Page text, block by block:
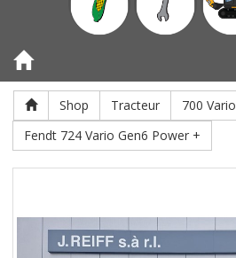
Shop Tracteur
700 Vario
Fendt 724 Vario Gen6 Power +